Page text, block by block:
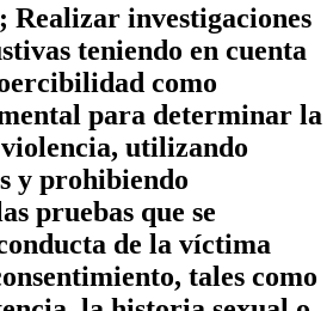
investigaciones
teniendo en cuenta
como
para determinar la
utilizando
y prohibiendo
pruebas que se
de la víctima
tales como